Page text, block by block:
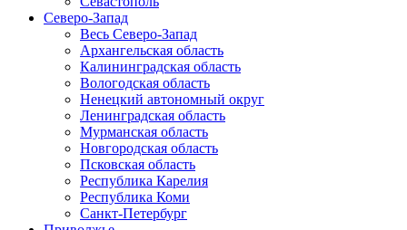
Северо-Запад
Весь Северо-Запад
Архангельская область
Калининградская область
Вологодская область
Ненецкий автономный округ
Ленинградская область
Мурманская область
Новгородская область
Псковская область
Республика Карелия
Республика Коми
Санкт-Петербург